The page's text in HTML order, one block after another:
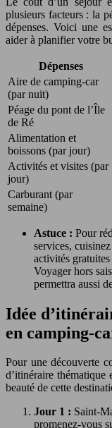
plusieurs facteurs : la
dépenses. Voici une
aider à planifier votre
Dépenses
Aire de camping-car
(par nuit)
Péage du pont de l’Île
de Ré
Alimentation et
boissons (par jour)
Activités et visites (par
jour)
Carburant (par
semaine)
Astuce : Pour
services,
activités
Voyager hors
permettra aussi
Idée
en camping-
Pour une découverte
d’itinéraire
beauté de cette
Jour 1 : Saint-
promenez-vous